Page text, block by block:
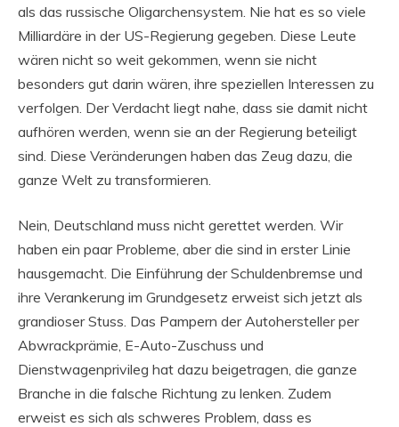
als das russische Oligarchensystem. Nie hat es so viele
Milliardäre in der US-Regierung gegeben. Diese Leute
wären nicht so weit gekommen, wenn sie nicht
besonders gut darin wären, ihre speziellen Interessen zu
verfolgen. Der Verdacht liegt nahe, dass sie damit nicht
aufhören werden, wenn sie an der Regierung beteiligt
sind. Diese Veränderungen haben das Zeug dazu, die
ganze Welt zu transformieren.
Nein, Deutschland muss nicht gerettet werden. Wir
haben ein paar Probleme, aber die sind in erster Linie
hausgemacht. Die Einführung der Schuldenbremse und
ihre Verankerung im Grundgesetz erweist sich jetzt als
grandioser Stuss. Das Pampern der Autohersteller per
Abwrackprämie, E-Auto-Zuschuss und
Dienstwagenprivileg hat dazu beigetragen, die ganze
Branche in die falsche Richtung zu lenken. Zudem
erweist es sich als schweres Problem, dass es